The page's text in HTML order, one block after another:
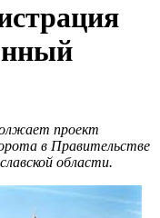
проект
в Правительстве
области.